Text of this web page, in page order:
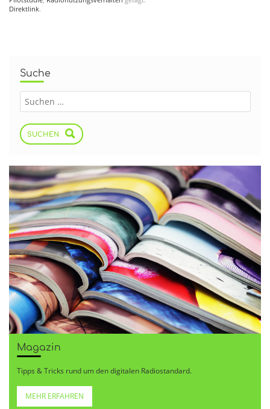
Direktlink.
Suche
SUCHEN
Magazin
Tipps & Tricks rund um den digitalen Radiostandard.
MEHR ERFAHREN